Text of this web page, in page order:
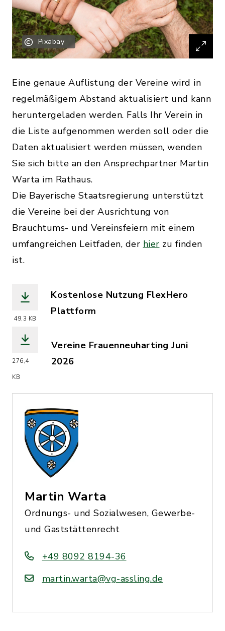
Pixabay
Eine genaue Auflistung der Vereine wird in
regelmäßigem Abstand aktualisiert und kann
heruntergeladen werden. Falls Ihr Verein in
die Liste aufgenommen werden soll oder die
Daten aktualisiert werden müssen, wenden
Sie sich bitte an den Ansprechpartner Martin
Warta im Rathaus.
Die Bayerische Staatsregierung unterstützt
die Vereine bei der Ausrichtung von
Brauchtums- und Vereinsfeiern mit einem
umfangreichen Leitfaden, der hier zu finden
ist.
49,3 KB
Kostenlose Nutzung FlexHero
Plattform
276,4
KB
Vereine Frauenneuharting Juni
2026
Martin Warta
Ordnungs- und Sozialwesen, Gewerbe-
und Gaststättenrecht
+49 8092 8194-36
martin.warta@vg-assling.de